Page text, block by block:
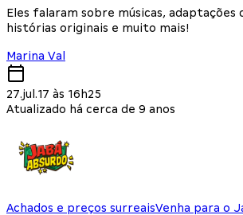
Eles falaram sobre músicas, adaptações
histórias originais e muito mais!
Marina Val
27.jul.17 às 16h25
Atualizado há cerca de 9 anos
Achados e preços surreaisVenha para o